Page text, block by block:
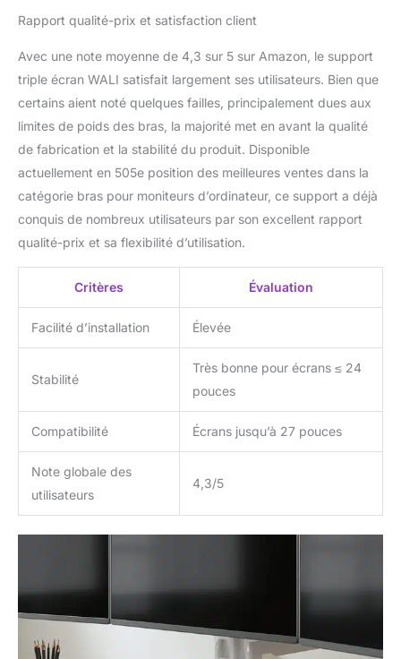
Rapport qualité-prix et satisfaction client
Avec une note moyenne de 4,3 sur 5 sur Amazon, le support
triple écran WALI satisfait largement ses utilisateurs. Bien que
certains aient noté quelques failles, principalement dues aux
limites de poids des bras, la majorité met en avant la qualité
de fabrication et la stabilité du produit. Disponible
actuellement en 505e position des meilleures ventes dans la
catégorie bras pour moniteurs d’ordinateur, ce support a déjà
conquis de nombreux utilisateurs par son excellent rapport
qualité-prix et sa flexibilité d’utilisation.
Critères Évaluation
Facilité d’installation Élevée
Stabilité
Très bonne pour écrans ≤ 24
pouces
Compatibilité Écrans jusqu’à 27 pouces
Note globale des
utilisateurs
4,3/5